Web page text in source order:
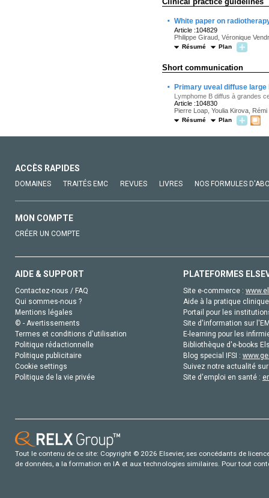
· White paper on
Article :104829
Philippe Giraud, Véronique
Résumé Plan
Short communication
· Primary uveal diffuse
Lymphome B diffus à grandes
Article :104830
Pierre Loap, Youlia Kirova, Rémi
Résumé Plan
ACCÈS RAPIDES
DOMAINES TRAITÉS EMC REVUES LIVRES NOS FORMULES
MON COMPTE
CRÉER UN COMPTE
AIDE & SUPPORT
Contactez-nous / FAQ
Qui sommes-nous ?
Mentions légales
© - Avertissements
Termes et conditions d'utilisation
Politique rédactionnelle
Politique publicitaire
Cookie settings
Politique de la vie privée
PLATEFORMES
Site e-commerce :
Aide à la pratique
Portail pour les
Site d'information sur
E-learning pour les
Bibliothèque d'e-books
Blog special IFSI :
Suivez notre actualité
Site d'emploi en santé :
Tout le contenu de ce site: Copyright © 2026 Elsevier, ses concédants de
de données, a la formation en IA et aux technologies similaires. Pour tout